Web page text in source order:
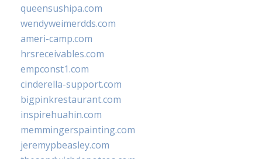
queensushipa.com
wendyweimerdds.com
ameri-camp.com
hrsreceivables.com
empconst1.com
cinderella-support.com
bigpinkrestaurant.com
inspirehuahin.com
memmingerspainting.com
jeremypbeasley.com